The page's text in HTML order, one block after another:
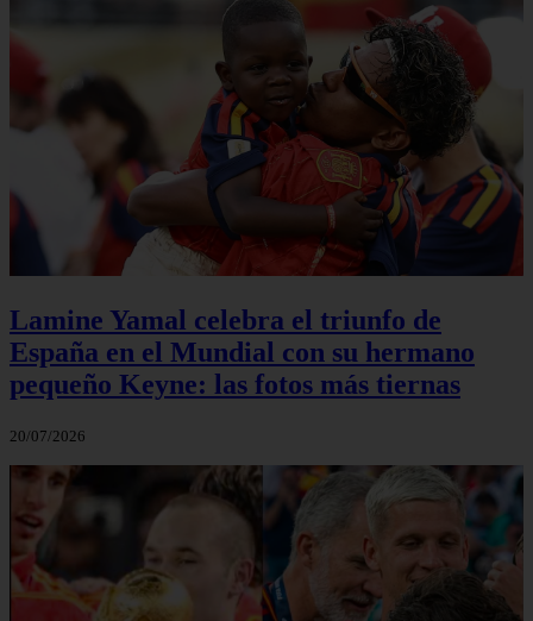
Lamine Yamal celebra el triunfo de
España en el Mundial con su hermano
pequeño Keyne: las fotos más tiernas
20/07/2026